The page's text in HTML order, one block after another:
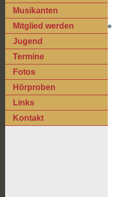
Musikanten
Mitglied werden
Jugend
Termine
Fotos
Hörproben
Links
Kontakt